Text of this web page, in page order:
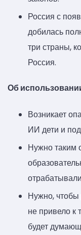
Россия с
добилась
три страны,
Россия.
Об
Возникает
ИИ дети и
Нужно таким
Нужно, чтобы
не привело к
будет